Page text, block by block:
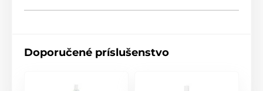
Doporučené príslušenstvo